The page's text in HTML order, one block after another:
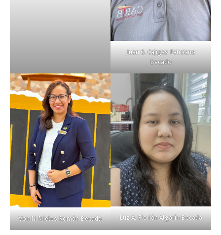
Juan G. Cajigas Feliciano
Becado
Von N. Mieles Román Becada Luz A. Florián Algarín Becada